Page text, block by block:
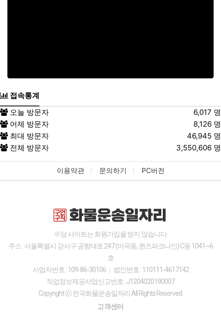
접속통계
오늘 방문자
6,017 명
어제 방문자
8,126 명
최대 방문자
46,945 명
전체 방문자
3,550,606 명
이용약관 문의하기 PC버전
※당 사이트는 회원가입을 받지 않습니다.
주소 : 서울특별시 강서구 공항대로 247 (마곡동, 퀸즈파크나인) C동 1041~6
호
사업자번호 : 109-86-30106
법인번호 : 110111-4617142
직업정보제공사업신고번호 : J1204020190007
Copyright ⓒ 전국화물운송일자리 All Rights Reserved.
고객센터